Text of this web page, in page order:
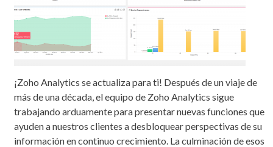
¡Zoho Analytics se actualiza para ti! Después de un viaje de
más de una década, el equipo de Zoho Analytics sigue
trabajando arduamente para presentar nuevas funciones que
ayuden a nuestros clientes a desbloquear perspectivas de su
información en continuo crecimiento. La culminación de esos